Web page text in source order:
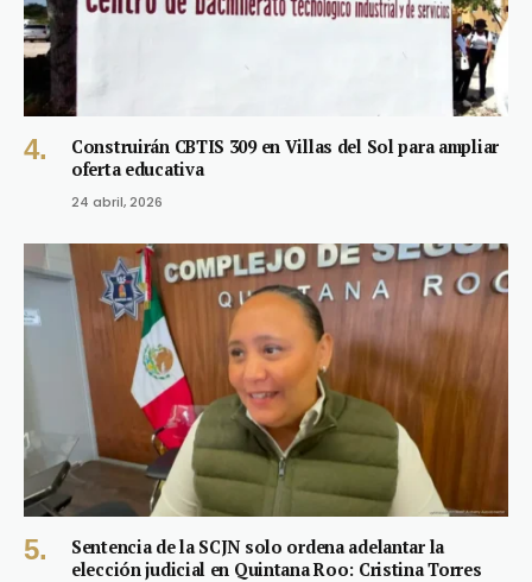
Construirán CBTIS 309 en Villas del Sol para ampliar
oferta educativa
24 abril, 2026
Sentencia de la SCJN solo ordena adelantar la
elección judicial en Quintana Roo: Cristina Torres